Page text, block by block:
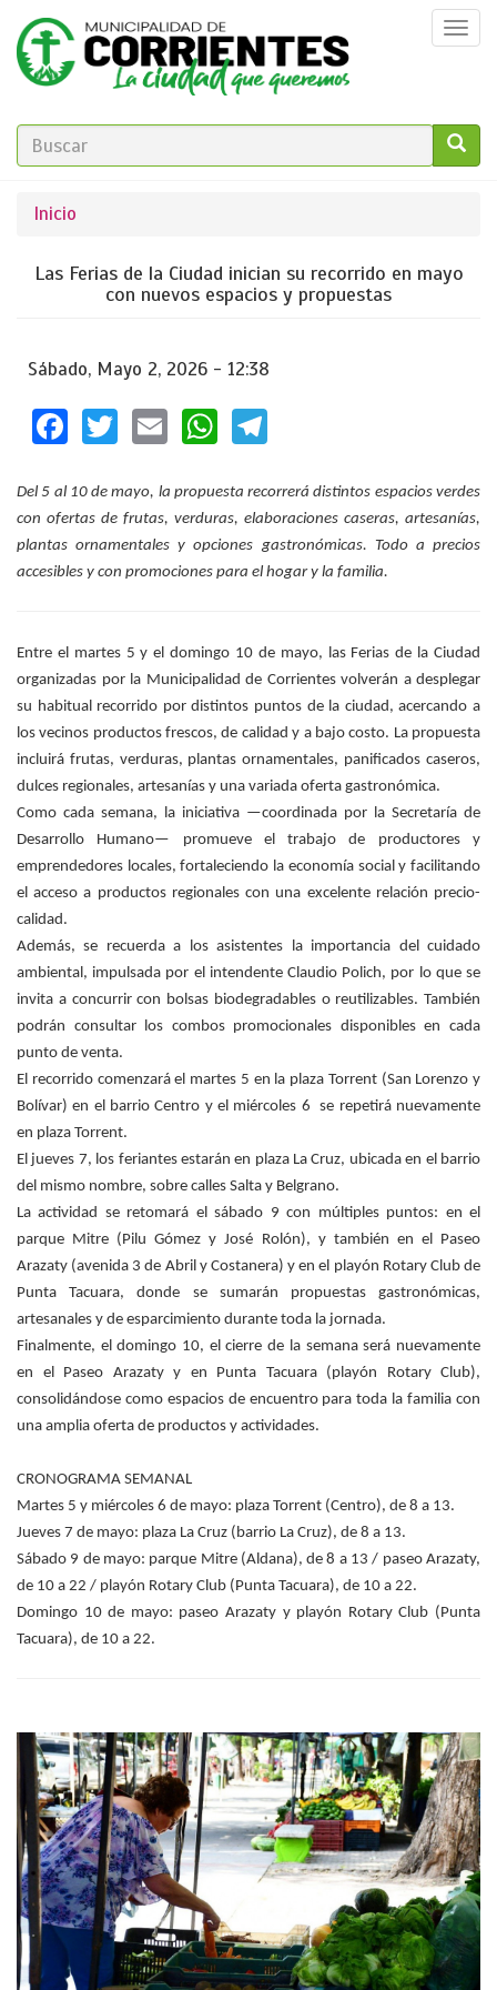
Pasar
contenido
principal
FORMULARIO
BÚSQUEDA
Se
encuentra
usted
Inicio
Las Ferias de la Ciudad inician su recorrido en mayo
con nuevos espacios y propuestas
Sábado, Mayo 2, 2026 - 12:38
Facebook
TwitterEmailWhatsApp
Del 5 al 10 de mayo, la propuesta recorrerá distintos espacios verdes
con ofertas de frutas, verduras, elaboraciones caseras, artesanías,
plantas ornamentales y opciones gastronómicas. Todo a precios
accesibles y con promociones para el hogar y la familia.
Entre el martes 5 y el domingo 10 de mayo, las Ferias de la Ciudad
organizadas por la Municipalidad de Corrientes volverán a desplegar
su habitual recorrido por distintos puntos de la ciudad, acercando a
los vecinos productos frescos, de calidad y a bajo costo. La propuesta
incluirá frutas, verduras, plantas ornamentales, panificados caseros,
dulces regionales, artesanías y una variada oferta gastronómica.
Como cada semana, la iniciativa —coordinada por la Secretaría de
Desarrollo Humano— promueve el trabajo de productores y
emprendedores locales, fortaleciendo la economía social y facilitando
el acceso a productos regionales con una excelente relación precio-
calidad.
Además, se recuerda a los asistentes la importancia del cuidado
ambiental, impulsada por el intendente Claudio Polich, por lo que se
invita a concurrir con bolsas biodegradables o reutilizables. También
podrán consultar los combos promocionales disponibles en cada
punto de venta.
El recorrido comenzará el martes 5 en la plaza Torrent (San Lorenzo y
Bolívar) en el barrio Centro y el miércoles 6 se repetirá nuevamente
en plaza Torrent.
El jueves 7, los feriantes estarán en plaza La Cruz, ubicada en el barrio
del mismo nombre, sobre calles Salta y Belgrano.
La actividad se retomará el sábado 9 con múltiples puntos: en el
parque Mitre (Pilu Gómez y José Rolón), y también en el Paseo
Arazaty (avenida 3 de Abril y Costanera) y en el playón Rotary Club de
Punta Tacuara, donde se sumarán propuestas gastronómicas,
artesanales y de esparcimiento durante toda la jornada.
Finalmente, el domingo 10, el cierre de la semana será nuevamente
en el Paseo Arazaty y en Punta Tacuara (playón Rotary Club),
consolidándose como espacios de encuentro para toda la familia con
una amplia oferta de productos y actividades.
CRONOGRAMA SEMANAL
Martes 5 y miércoles 6 de mayo: plaza Torrent (Centro), de 8 a 13.
Jueves 7 de mayo: plaza La Cruz (barrio La Cruz), de 8 a 13.
Sábado 9 de mayo: parque Mitre (Aldana), de 8 a 13 / paseo Arazaty,
de 10 a 22 / playón Rotary Club (Punta Tacuara), de 10 a 22.
Domingo 10 de mayo: paseo Arazaty y playón Rotary Club (Punta
Tacuara), de 10 a 22.